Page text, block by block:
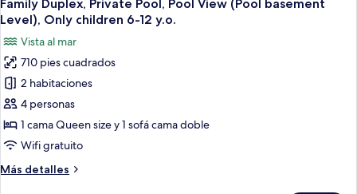
mar
(Private
Pool)
todas
fotos
de
Family
Duplex,
Private
Pool,
View
Family Duplex, Private Pool, Pool View (Pool basement
Level), Only children 6-12 y.o.
Vista al mar
710 pies cuadrados
2 habitaciones
4 personas
1 cama Queen size y 1 sofá cama doble
Wifi gratuito
Más detalles
Más